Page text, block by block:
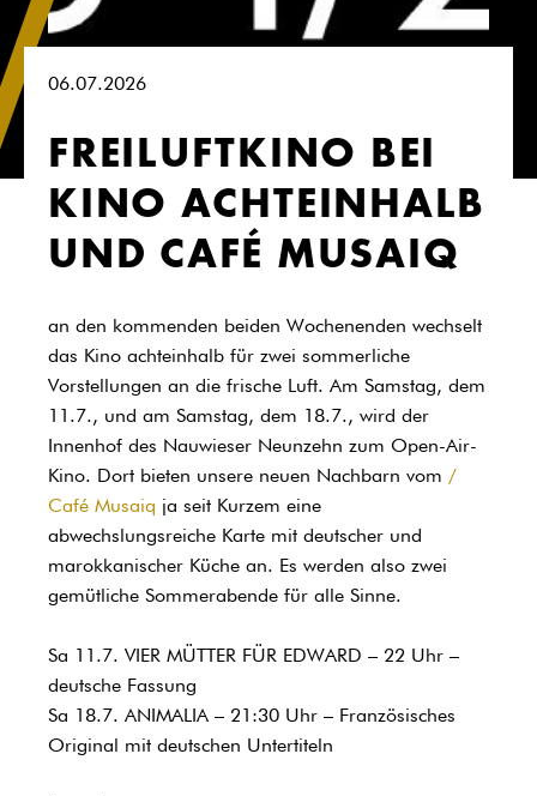
06.07.2026
FREILUFTKINO BEI
KINO ACHTEINHALB
UND CAFÉ MUSAIQ
an den kommenden beiden Wochenenden wechselt
das Kino achteinhalb für zwei sommerliche
Vorstellungen an die frische Luft. Am Samstag, dem
11.7., und am Samstag, dem 18.7., wird der
Innenhof des Nauwieser Neunzehn zum Open-Air-
Kino. Dort bieten unsere neuen Nachbarn vom
Café Musaiq ja seit Kurzem eine
abwechslungsreiche Karte mit deutscher und
marokkanischer Küche an. Es werden also zwei
gemütliche Sommerabende für alle Sinne.
Sa 11.7. VIER MÜTTER FÜR EDWARD – 22 Uhr –
deutsche Fassung
Sa 18.7. ANIMALIA – 21:30 Uhr – Französisches
Original mit deutschen Untertiteln